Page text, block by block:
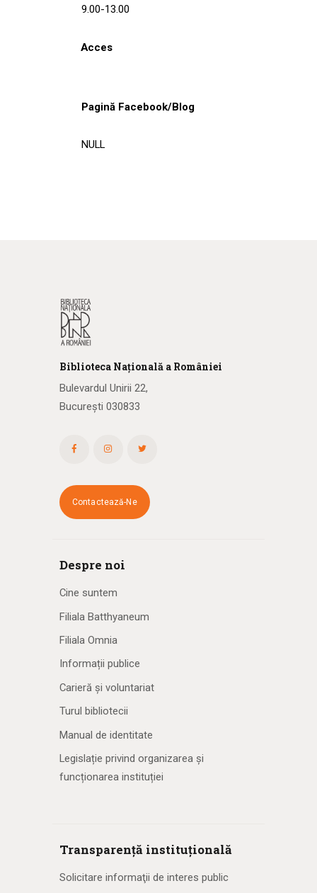
9.00-13.00
Acces
Pagină Facebook/Blog
NULL
Biblioteca Națională a României
Bulevardul Unirii 22,
București 030833
Contactează-Ne
Despre noi
Cine suntem
Filiala Batthyaneum
Filiala Omnia
Informații publice
Carieră și voluntariat
Turul bibliotecii
Manual de identitate
Legislație privind organizarea și
funcționarea instituției
Transparență instituțională
Solicitare informaţii de interes public